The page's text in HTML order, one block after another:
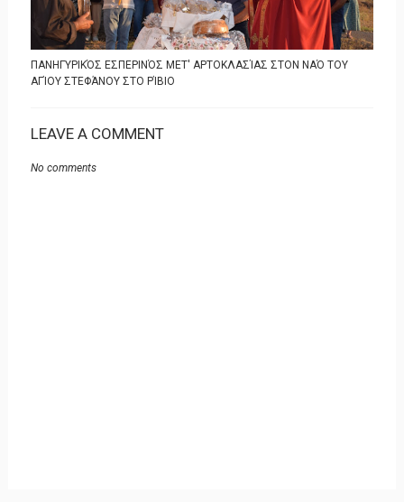
ΠΑΝΗΓΥΡΙΚΌΣ ΕΣΠΕΡΙΝΌΣ ΜΕΤ' ΑΡΤΟΚΛΑΣΊΑΣ ΣΤΟΝ ΝΑΌ ΤΟΥ
ΑΓΊΟΥ ΣΤΕΦΆΝΟΥ ΣΤΟ ΡΊΒΙΟ
LEAVE A COMMENT
No comments